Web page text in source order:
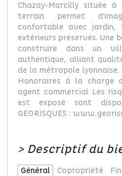
Chazay-Marcilly située
terrain permet
confortable avec jardin,
extérieurs préservés. Une
construire dans un
authentique, alliant
de la métropole
Honoraires à la charge
agent commercial Les
est exposé sont
GEORISQUES :
> Descriptif du
Général Copropriété